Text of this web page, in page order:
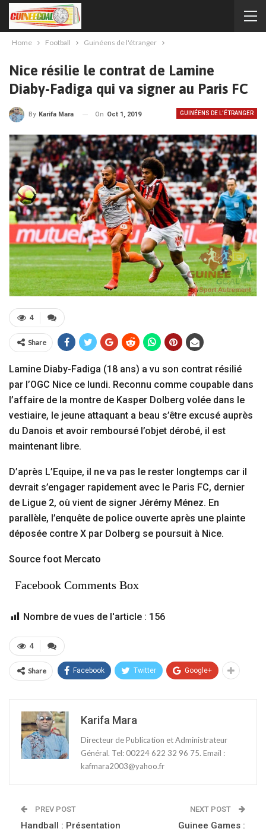
Home Football Guinéens de l'étranger
Nice résilie le contrat de Lamine
Diaby-Fadiga qui va signer au Paris FC
GUINÉENS DE L'ÉTRANGER
By Karifa Mara On Oct 1, 2019
4
Share
Lamine Diaby-Fadiga (18 ans) a vu son contrat résilié
par l’OGC Nice ce lundi. Reconnu comme coupable dans
l’affaire de la montre de Kasper Dolberg volée dans le
vestiaire, le jeune attaquant a beau s’être excusé auprès
du Danois et avoir remboursé l’objet dérobé, il est
maintenant libre.
D’après L’Equipe, il ne va pas le rester longtemps car il
devrait s’engager rapidement avec le Paris FC, dernier
de Ligue 2, où vient de signer Jérémy Ménez. En
parallèle, l’enquête de police ouverte après une plainte
déposée contre X par Dolberg se poursuit à Nice.
Source foot Mercato
Facebook Comments Box
Nombre de vues de l'article : 156
4
Share Facebook Twitter Google+
Karifa Mara
Directeur de Publication et Administrateur
Général. Tel: 00224 622 32 96 75. Email :
kafmara2003@yahoo.fr
PREV POST
Handball : Présentation
NEXT POST
Guinee Games :